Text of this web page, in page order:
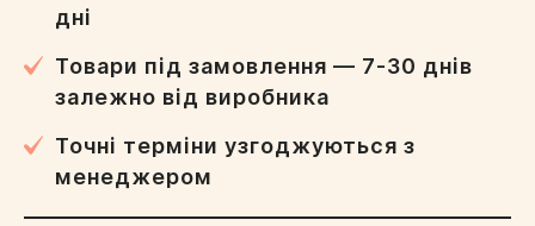
дні
Товари під замовлення — 7-30 днів
залежно від виробника
Точні терміни узгоджуються з
менеджером